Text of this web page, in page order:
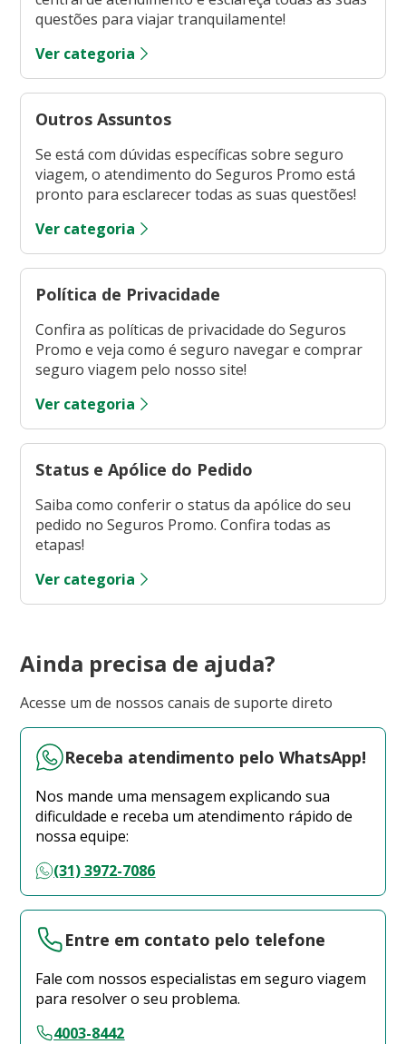
questões para viajar tranquilamente!
Ver categoria
Outros Assuntos
Se está com dúvidas específicas sobre seguro
viagem, o atendimento do Seguros Promo está
pronto para esclarecer todas as suas questões!
Ver categoria
Política de Privacidade
Confira as políticas de privacidade do Seguros
Promo e veja como é seguro navegar e comprar
seguro viagem pelo nosso site!
Ver categoria
Status e Apólice do Pedido
Saiba como conferir o status da apólice do seu
pedido no Seguros Promo. Confira todas as
etapas!
Ver categoria
Ainda precisa de ajuda?
Acesse um de nossos canais de suporte direto
Receba atendimento pelo WhatsApp!
Nos mande uma mensagem explicando sua
dificuldade e receba um atendimento rápido de
nossa equipe:
(31) 3972-7086
Entre em contato pelo telefone
Fale com nossos especialistas em seguro viagem
para resolver o seu problema.
4003-8442